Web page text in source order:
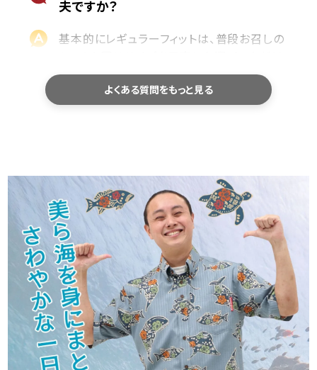
夫ですか？
基本的にレギュラーフィットは、普段お召しの
ます。
サイズ選びで迷われた際は、商品ページのサ
イズ表に記載している「身幅・肩幅・着丈」を、
洗濯機で洗えますか？
ご家庭でお洗濯いただけます。型崩れや色落
ちを防ぐため、洗濯ネットの使用をおすすめし
ております。
乾燥機のご使用や、濡れたまま長時間放置す
ることはお避けください。洗濯後は形を整え
て陰干しすると、長くきれいにご愛用いただけ
ます。
よくある質問をもっと見る